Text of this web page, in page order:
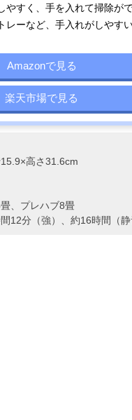
やすく、手を入れて掃除が
レーなど、手入れがしやす
Amazonで見る
楽天市場で見る
高さ31.6cm
畳、プレハブ8畳
間12分（強）、約16時間（静